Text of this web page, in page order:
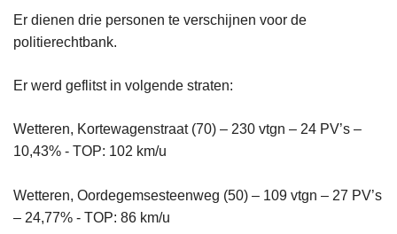
Er dienen drie personen te verschijnen voor de
politierechtbank.
Er werd geflitst in volgende straten:
Wetteren, Kortewagenstraat (70) – 230 vtgn – 24 PV’s –
10,43% - TOP: 102 km/u
Wetteren, Oordegemsesteenweg (50) – 109 vtgn – 27 PV’s
– 24,77% - TOP: 86 km/u